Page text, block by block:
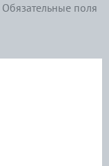
Обязательные поля